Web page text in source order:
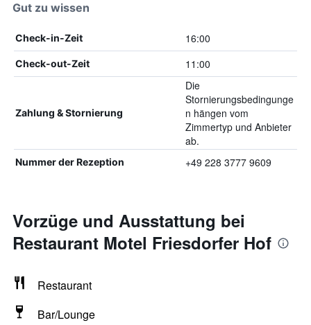
Gut zu wissen
Check-in-Zeit 16:00
Check-out-Zeit 11:00
Zahlung & Stornierung
Die
Stornierungsbedingunge
n hängen vom
Zimmertyp und Anbieter
ab.
Nummer der Rezeption +49 228 3777 9609
Vorzüge und Ausstattung bei
Restaurant Motel Friesdorfer Hof
Restaurant
Bar/Lounge